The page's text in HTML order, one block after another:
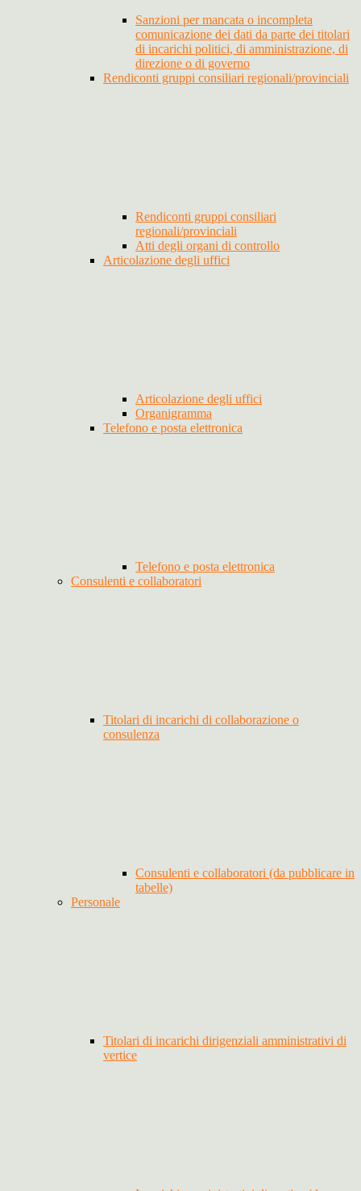
Sanzioni per mancata o incompleta
comunicazione dei dati da parte dei titolari
di incarichi politici, di amministrazione, di
direzione o di governo
Rendiconti gruppi consiliari regionali/provinciali
Rendiconti gruppi consiliari
regionali/provinciali
Atti degli organi di controllo
Articolazione degli uffici
Articolazione degli uffici
Organigramma
Telefono e posta elettronica
Telefono e posta elettronica
Consulenti e collaboratori
Titolari di incarichi di collaborazione o
consulenza
Consulenti e collaboratori (da pubblicare in
tabelle)
Personale
Titolari di incarichi dirigenziali amministrativi di
vertice